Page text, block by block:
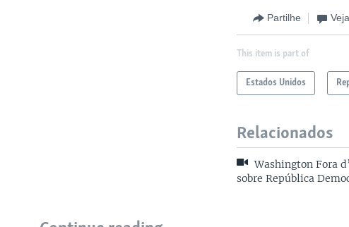
Partilhe
This item is part of
Estados Unidos
Relacionados
Washington Fora
sobre República